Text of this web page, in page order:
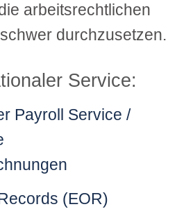
arbeitsrechtlichen
durchzusetzen.
Service:
Payroll Service /
(EOR)